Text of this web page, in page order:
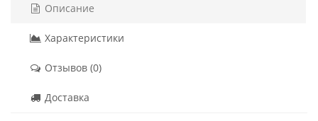
Описание
Характеристики
Отзывов (0)
Доставка